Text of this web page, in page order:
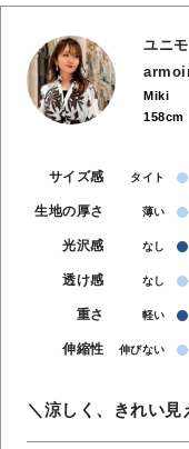
ユニ
Miki
158cm
サイズ感 タイト
生地の厚さ 薄い
光沢感 なし
透け感 なし
重さ 軽い
伸縮性 伸びない
＼涼しく、きれい見